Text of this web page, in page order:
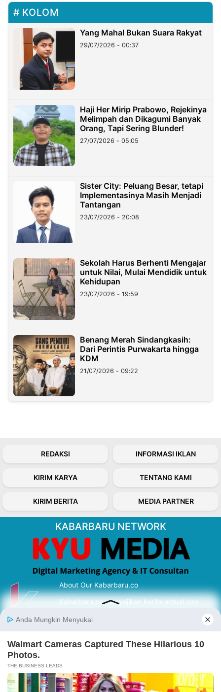
KOLOM
Yang Mahal Bukan Suara Rakyat
29/07/2026 - 00:37
Haji Her Mirip Prabowo, Rejekinya
Melimpah dan Dikagumi Banyak
Orang, Tapi Sering Blunder!
27/07/2026 - 05:05
Sister City: Peluang Besar, tetapi
Implementasinya Masih Menjadi
Tantangan
23/07/2026 - 20:08
Sekolah Harus Berhenti Mengajar
untuk Nilai, Mulai Mendidik untuk
Kehidupan
23/07/2026 - 19:59
Benang Merah Sindangkasih:
Dari Perintis Purwakarta hingga
KDM
21/07/2026 - 09:22
REDAKSI INFORMASI IKLAN
KIRIM KARYA TENTANG KAMI
KIRIM BERITA MEDIA PARTNER
KABARBARU NETWORK
About Our Kabarbaru.co
Kabarbaru.co menyajikan berita aktual dan
serta terverifikasi dari sumber yang tepat.
Follow Kabarbaru